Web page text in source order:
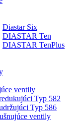
Diastar Six
DIASTAR Ten
DIASTAR TenPlus
ventily
Typ 582
Typ 586
ventily